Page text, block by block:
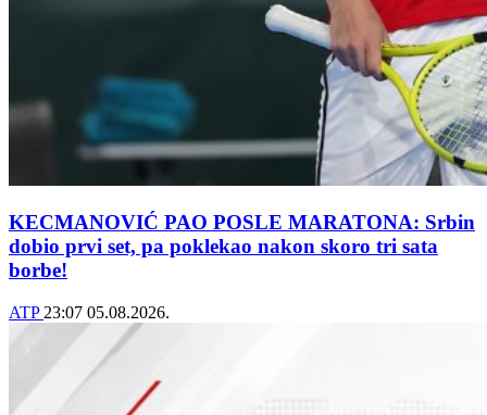
KECMANOVIĆ PAO POSLE MARATONA: Srbin
dobio prvi set, pa poklekao nakon skoro tri sata
borbe!
ATP 23:07 05.08.2026.